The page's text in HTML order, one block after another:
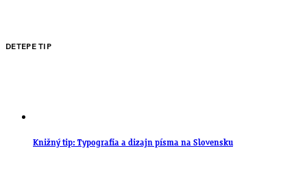
DETEPE TIP
Knižný tip: Typografia a dizajn písma na Slovensku